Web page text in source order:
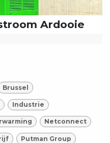
Ardooie
Brussel
Industrie
Netconnect
Putman Group